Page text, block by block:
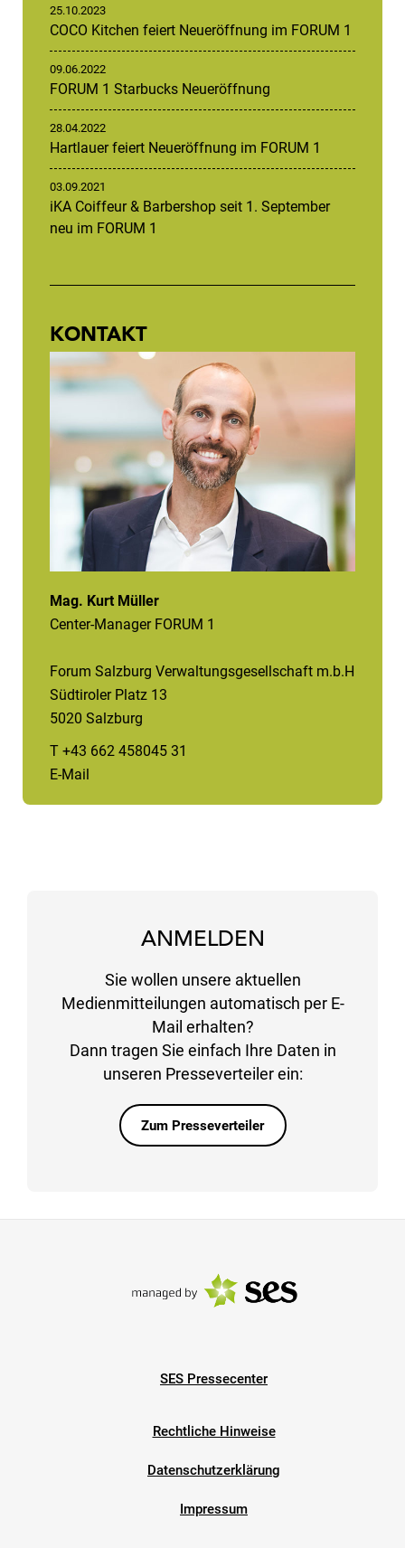
25.10.2023
COCO Kitchen feiert Neueröffnung im FORUM 1
09.06.2022
FORUM 1 Starbucks Neueröffnung
28.04.2022
Hartlauer feiert Neueröffnung im FORUM 1
03.09.2021
iKA Coiffeur & Barbershop seit 1. September
neu im FORUM 1
KONTAKT
Mag. Kurt Müller
Center-Manager FORUM 1
Forum Salzburg Verwaltungsgesellschaft m.b.H
Südtiroler Platz 13
5020 Salzburg
T +43 662 458045 31
E-Mail
ANMELDEN
Sie wollen unsere aktuellen
Medienmitteilungen automatisch per E-
Mail erhalten?
Dann tragen Sie einfach Ihre Daten in
unseren Presseverteiler ein:
Zum Presseverteiler
SES Pressecenter
Rechtliche Hinweise
Datenschutzerklärung
Impressum